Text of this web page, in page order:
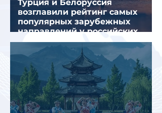
Турция и Белоруссия
возглавили рейтинг самых
популярных зарубежных
направлений у российских
туристов летом